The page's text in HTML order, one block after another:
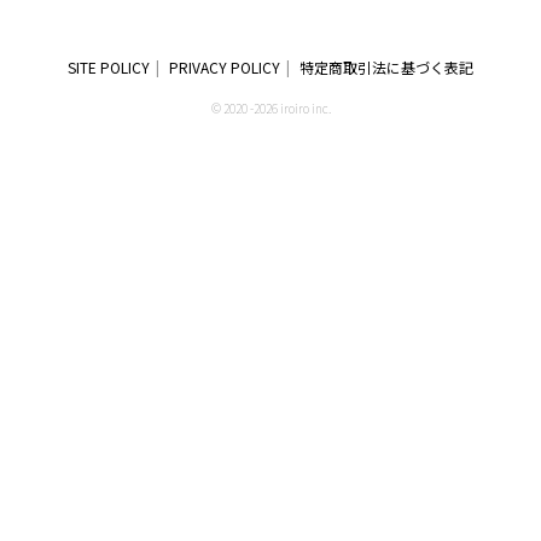
SITE POLICY PRIVACY POLICY 特定商取引法に基づく表記
© 2020 -2026 iroiro inc.